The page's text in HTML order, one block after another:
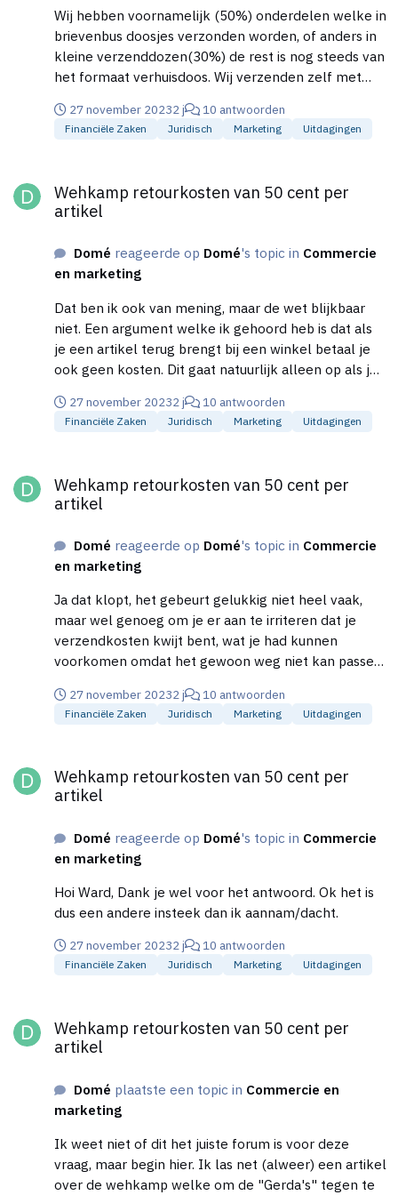
pakje niet ontvangen heeft en dus alsnog levering
eisen. PostNL geeft aan wij hebben het pakje zoals
gevraagd geleverd, dus is de ondernemer de pineut
en dient opnieuw te verzenden. In het verlengde
van dit scenario, is het ook voorgekomen dat PostNL
op eigen initiatief het pakje in de "papier container"
legt en deze wordt door de klant, buur of oppasser
ondernemer de pineut en dient opnieuw te
verzenden.
Wij hebben voornamelijk (50%) onderdelen welke in
brievenbus doosjes verzonden worden, of anders in
kleine verzenddozen(30%) de rest is nog steeds van
het formaat verhuisdoos. Wij verzenden zelf met
brievenbus verzendmethode meer helpdesk vragen
opleveren en meer ruimte bied voor misbruik. Het
betaald worden. Het is dus niet lastig of moeilijk om
iets terug te sturen voor een klant.
27 november 20232 j 10 antwoorden
Financiële Zaken Juridisch Marketing Uitdagingen
Wehkamp retourkosten van 50 cent per
artikel
Domé reageerde op Domé's topic in Commercie
en marketing
Dat ben ik ook van mening, maar de wet blijkbaar
niet. Een argument welke ik gehoord heb is dat als
je een artikel terug brengt bij een winkel betaal je
ook geen kosten. Dit gaat natuurlijk alleen op als je
je er voor naar een andere stad moet reizen (en
terug) en er pas te laat achter komt dat er iets mis is,
het inderdaad raar dat je in de e-commerce wel
moet vergoeden.
27 november 20232 j 10 antwoorden
Financiële Zaken Juridisch Marketing Uitdagingen
Wehkamp retourkosten van 50 cent per
artikel
Domé reageerde op Domé's topic in Commercie
en marketing
Ja dat klopt, het gebeurt gelukkig niet heel vaak,
maar wel genoeg om je er aan te irriteren dat je
verzendkosten kwijt bent, wat je had kunnen
voorkomen omdat het gewoon weg niet kan passen.
vooraf te informeren.
27 november 20232 j 10 antwoorden
Financiële Zaken Juridisch Marketing Uitdagingen
Wehkamp retourkosten van 50 cent per
artikel
Domé reageerde op Domé's topic in Commercie
en marketing
Hoi Ward, Dank je wel voor het antwoord. Ok het is
dus een andere insteek dan ik aannam/dacht.
27 november 20232 j 10 antwoorden
Financiële Zaken Juridisch Marketing Uitdagingen
Wehkamp retourkosten van 50 cent per
artikel
Domé plaatste een topic in Commercie en
marketing
Ik weet niet of dit het juiste forum is voor deze
vraag, maar begin hier. Ik las net (alweer) een artikel
over de wehkamp welke om de "Gerda's" tegen te